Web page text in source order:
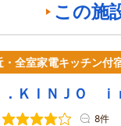
この施
全室家電キッチン付
．ＫＩＮＪＯ
8件